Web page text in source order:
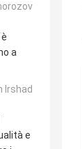
a
Irshad
e